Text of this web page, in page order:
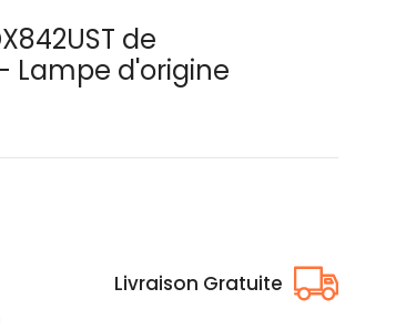
de
Lampe d'origine
Livraison Gratuite